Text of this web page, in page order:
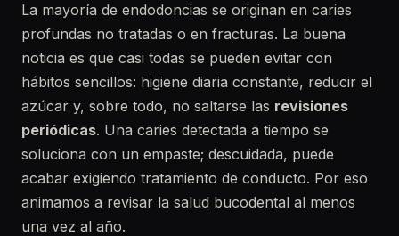
La mayoría de endodoncias se originan en caries
profundas no tratadas o en fracturas. La buena
noticia es que casi todas se pueden evitar con
hábitos sencillos: higiene diaria constante, reducir el
azúcar y, sobre todo, no saltarse las revisiones
periódicas. Una caries detectada a tiempo se
soluciona con un empaste; descuidada, puede
acabar exigiendo tratamiento de conducto. Por eso
animamos a revisar la salud bucodental al menos
una vez al año.